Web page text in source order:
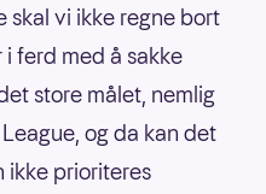
skal vi ikke regne bort
i ferd med å sakke
store målet, nemlig
og da kan det
prioriteres